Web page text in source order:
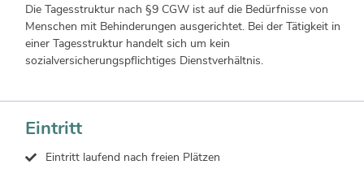
Die Tagesstruktur nach §9 CGW ist auf die Bedürfnisse von
Menschen mit Behinderungen ausgerichtet. Bei der Tätigkeit in
einer Tagesstruktur handelt sich um kein
sozialversicherungspflichtiges Dienstverhältnis.
Eintritt
Eintritt laufend nach freien Plätzen